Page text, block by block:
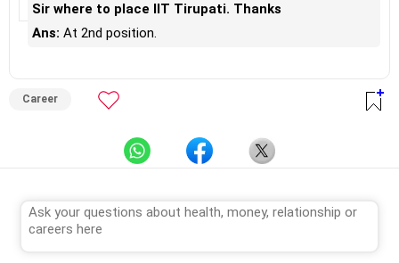
Sir where to place IIT Tirupati. Thanks
Ans: At 2nd position.
Career